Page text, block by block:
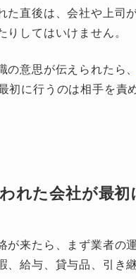
た直後は、会社や上司
りしてはいけません。
の意思が伝えられたら
初に行うのは相手を責
れた会社が最
が来たら、まず業者の
、給与、貸与品、引き